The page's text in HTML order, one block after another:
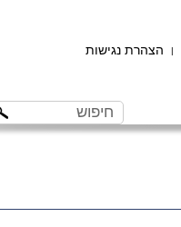
| הצהרת נגישות